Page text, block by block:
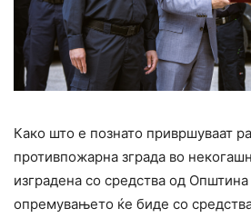
Како што е познато привршуваат
противпожарна зграда во
изградена со средства од
опремувањето ќе биде со